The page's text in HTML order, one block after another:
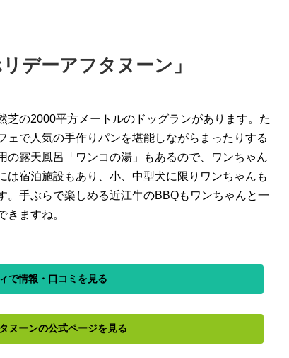
デーアフタヌーン」
芝の2000平方メートルのドッグランがあります。た
ェで人気の手作りパンを堪能しながらまったりする
の露天風呂「ワンコの湯」もあるので、ワンちゃん
は宿泊施設もあり、小、中型犬に限りワンちゃんも
。手ぶらで楽しめる近江牛のBBQもワンちゃんと一
ますね。
で情報・口コミを見る
ヌーンの公式ページを見る